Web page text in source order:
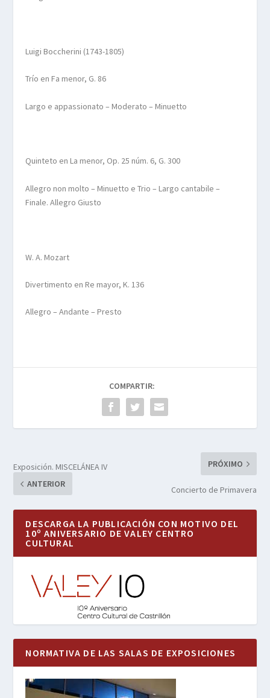
Luigi Boccherini (1743-1805)
Trío en Fa menor, G. 86
Largo e appassionato – Moderato –Minuetto
Quinteto en La menor, Op. 25 núm. 6, G. 300
Allegro nonmolto –Minuetto e Trio – Largo cantabile –
Finale. Allegro Giusto
W.A. Mozart
Divertimento en Re mayor, K. 136
Allegro – Andante – Presto
COMPARTIR:
Exposición. MISCELÁNEA IV
ANTERIOR
PRÓXIMO
Concierto de Primavera
DESCARGA LA PUBLICACIÓN CON MOTIVO DEL
10º ANIVERSARIO DE VALEY CENTRO
CULTURAL
NORMATIVA DE LAS SALAS DE EXPOSICIONES